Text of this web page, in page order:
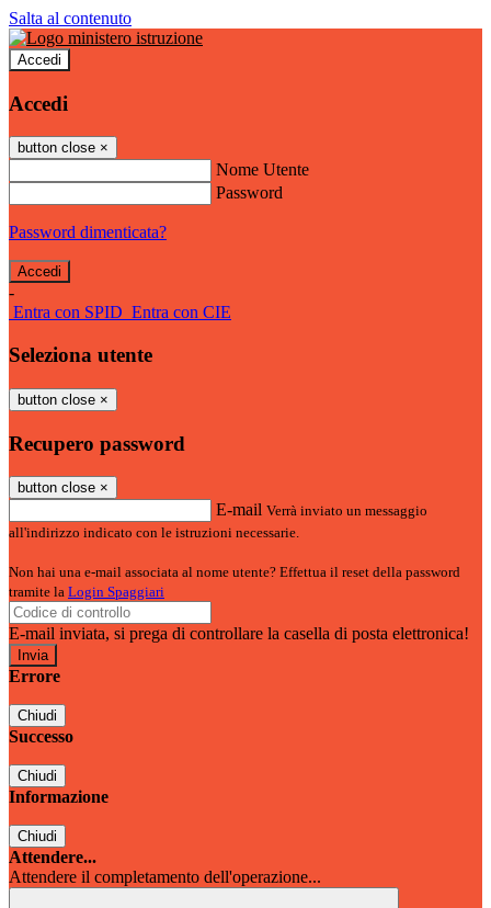
Salta al contenuto
Accedi
Accedi
button close ×
Nome Utente
Password
Password dimenticata?
-
Entra con SPID Entra con CIE
Seleziona utente
button close ×
Recupero password
button close ×
E-mail Verrà inviato un messaggio
all'indirizzo indicato con le istruzioni necessarie.
Non hai una e-mail associata al nome utente? Effettua il reset della password
tramite la Login Spaggiari
E-mail inviata, si prega di controllare la casella di posta elettronica!
Errore
Chiudi
Successo
Chiudi
Informazione
Chiudi
Attendere...
Attendere il completamento dell'operazione...